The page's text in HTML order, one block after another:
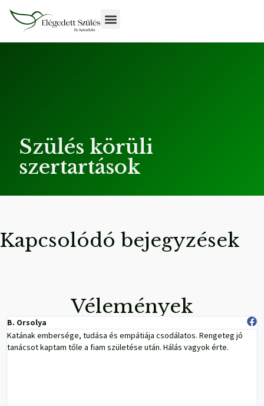
Szülés körüli
szertartások
Kapcsolódó bejegyzések
Vélemények
B. Orsolya
Katának embersége, tudása és empátiája csodálatos. Rengeteg jó
tanácsot kaptam tőle a fiam születése után. Hálás vagyok érte.